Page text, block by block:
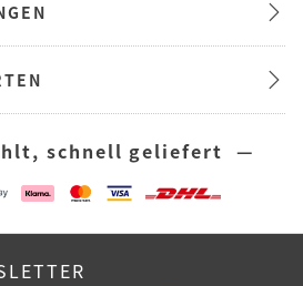
schnell geliefert —